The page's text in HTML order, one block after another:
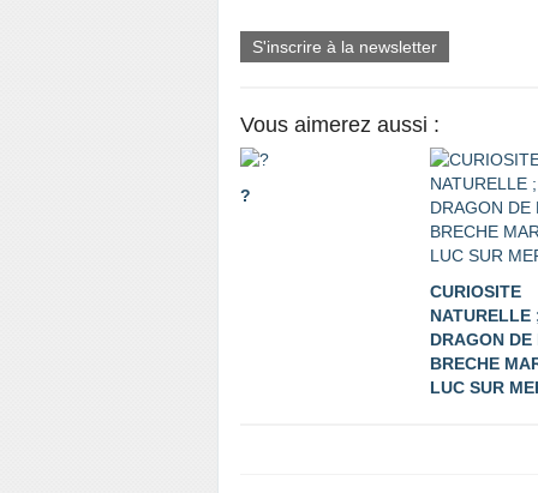
S'inscrire à la newsletter
Vous aimerez aussi :
?
CURIOSITE
NATURELLE
DRAGON DE
BRECHE
LUC SUR